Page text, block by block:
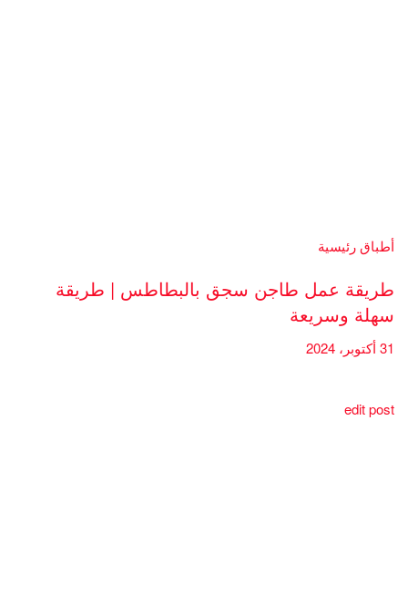
أطباق رئيسية
طريقة عمل طاجن سجق بالبطاطس | طريقة
سهلة وسريعة
31 أكتوبر، 2024
edit post